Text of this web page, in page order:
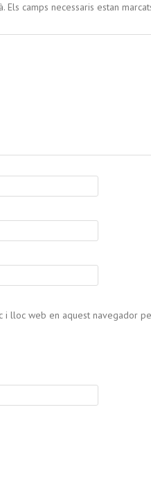
Els camps necessaris estan
i lloc web en aquest navegador